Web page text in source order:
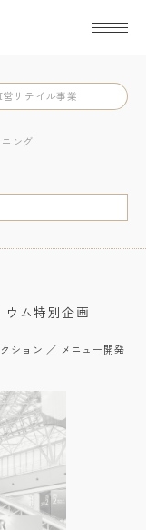
営リテイル事業
ング
ム特別企画
ション ／ メニュー開発